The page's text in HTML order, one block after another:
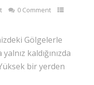
0 Comment
Gölgelerle
kaldığınızda
bir yerden